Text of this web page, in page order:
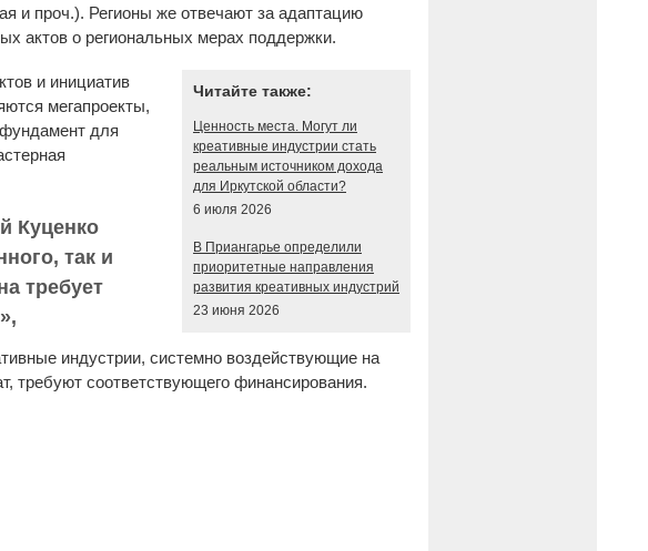
и проч.). Регионы же отвечают за адаптацию
актов о региональных мерах поддержки.
Читайте также:
Ценность места. Могут ли
креативные индустрии стать
реальным источником дохода
для Иркутской области?
6 июля 2026
В Приангарье определили
приоритетные направления
развития креативных индустрий
23 июня 2026
и инициатив
мегапроекты,
для
Куценко
так и
требует
индустрии, системно воздействующие на
требуют соответствующего финансирования.